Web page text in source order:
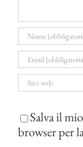
Salva il
browser per